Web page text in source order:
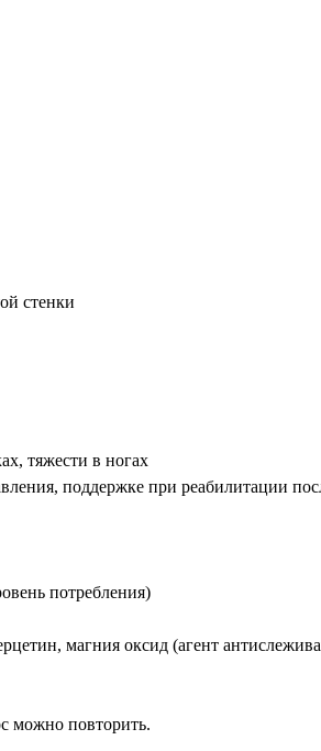
стенки
тяжести в ногах
поддержке при реабилитации
потребления)
магния оксид (агент
можно повторить.